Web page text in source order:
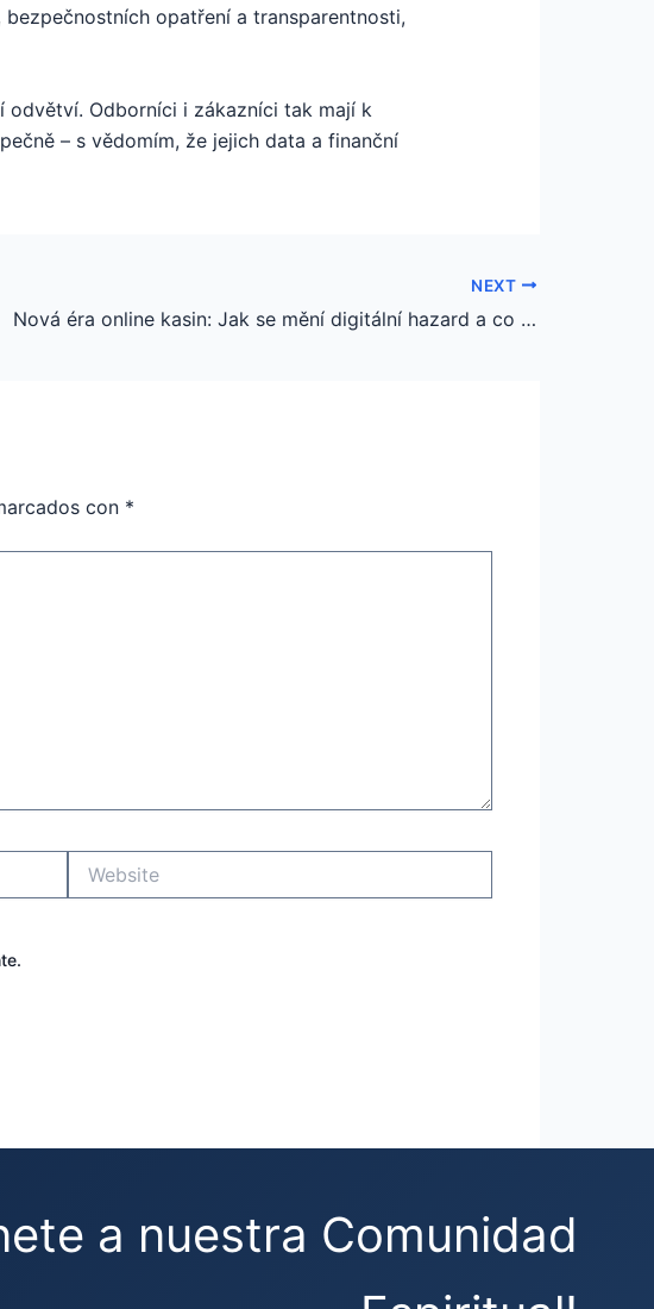
opatření a transparentnosti,
odvětví. Odborníci i zákazníci tak mají k
– s vědomím, že jejich data a finanční
NEXT
Nová éra online kasin: Jak se mění digitální hazard a co od toho očekávat
con *
a nuestra Comunidad